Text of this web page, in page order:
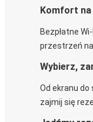
Komfort
Bezpłatne
przestrzeń
Wybierz,
Od ekranu
zajmij się